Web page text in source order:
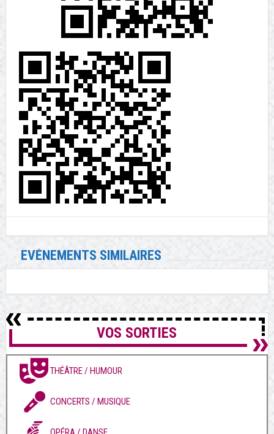
EVÉNEMENTS SIMILAIRES
VOS SORTIES
THÉÂTRE / HUMOUR
CONCERTS / MUSIQUE